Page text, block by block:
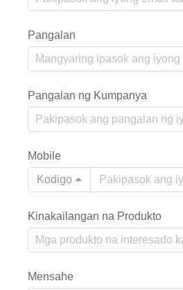
Pangalan
Pangalan ng Kumpanya
Mobile
Kodigo
Kinakailangan na Produkto
Mensahe